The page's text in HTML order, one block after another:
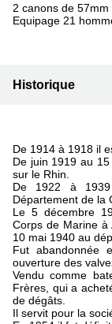
2 canons de
Equipage 21
Historique
De 1914 à 1918 il
De juin 1919 au
sur le Rhin.
De 1922 à
Département de la
Le 5 décembre
Corps de Marine à
10 mai 1940 au
Fut abandonnée
ouverture des
Vendu comme
Frères, qui a
de dégâts.
Il servit pour la